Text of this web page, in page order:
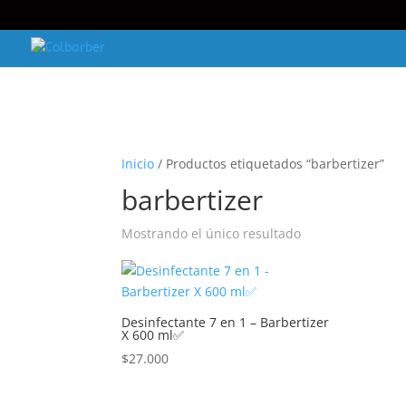
Inicio / Productos etiquetados “barbertizer”
barbertizer
Mostrando el único resultado
Desinfectante 7 en 1 – Barbertizer
X 600 ml✅
$27.000